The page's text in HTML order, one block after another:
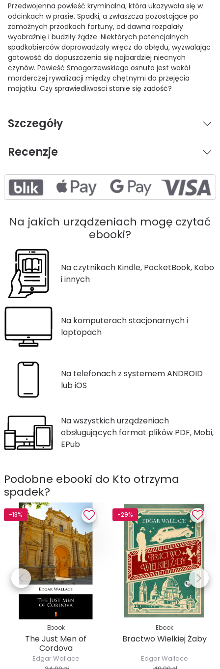
Przedwojenna powieść kryminalna, która ukazywała się w
odcinkach w prasie. Spadki, a zwłaszcza pozostające po
zamożnych przodkach fortuny, od dawna rozpalały
wyobraźnię i budziły żądze. Niektórych potencjalnych
spadkobierców doprowadzały wręcz do obłędu, wyzwalając
gotowość do dopuszczenia się najbardziej niecnych
czynów. Powieść Smogorzewskiego osnuta jest wokół
morderczej rywalizacji między chętnymi do przejęcia
majątku. Czy sprawiedliwości stanie się zadość?
Szczegóły
Recenzje
Na jakich urządzeniach mogę czytać
ebooki?
Na czytnikach Kindle, PocketBook, Kobo
i innych
Na komputerach stacjonarnych i
laptopach
Na telefonach z systemem ANDROID
lub iOS
Na wszystkich urządzeniach
obsługujących format plików PDF, Mobi,
EPub
Podobne ebooki do Kto otrzyma
spadek?
-13%
Ebook
The Just Men of
Cordova
Edgar Wallace
-29%
Ebook
Bractwo Wielkiej Żaby
Edgar Wallace